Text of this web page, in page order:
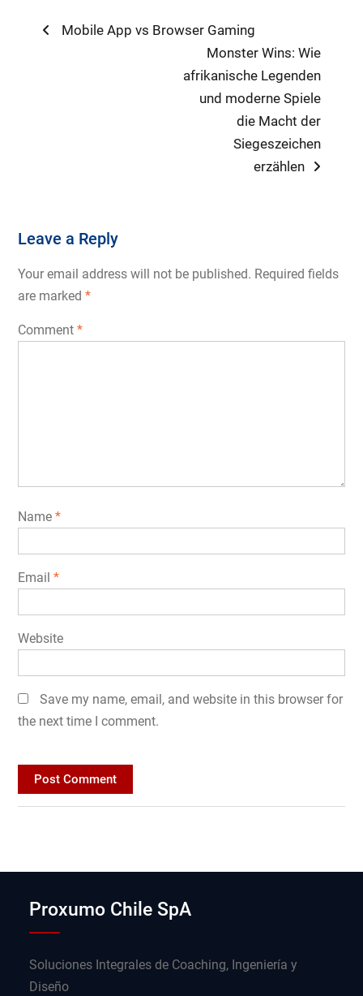
PostPrevious
Mobile App vs Browser Gaming
Next
post:
Monster Wins: Wie
afrikanische Legenden
und moderne Spiele
die Macht der
Siegeszeichen
erzählen
Leave a Reply
Your email address will not be published. Required fields
are marked *
Comment *
Name *
Email *
Website
Save my name, email, and website in this browser for
the next time I comment.
Proxumo Chile SpA
Soluciones Integrales de Coaching, Ingeniería y
Diseño